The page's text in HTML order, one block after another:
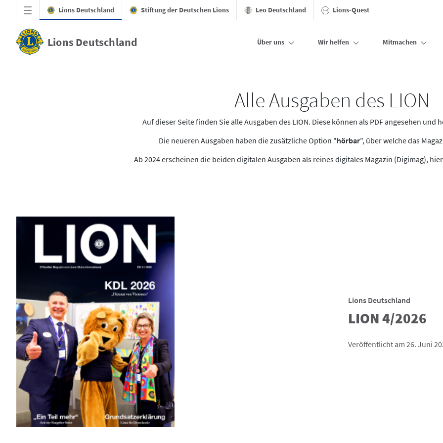
Zum Hauptinhalt springen
Lions Deutschland Stiftung der Deutschen Lions Leo Deutschland Lions-Quest
Lions Deutschland Über uns Wir helfen Mitmachen
Alle Ausgaben des LION
Auf dieser Seite finden Sie alle Ausgaben des LION. Diese können als PDF angesehen und
Die neueren Ausgaben haben die zusätzliche Option "hörbar", über welche das
Ab 2024 erscheinen die beiden digitalen Ausgaben als reines digitales Magazin (Digimag),
Lions Deutschland
LION 4/2026
Veröffentlicht am 26. Juni